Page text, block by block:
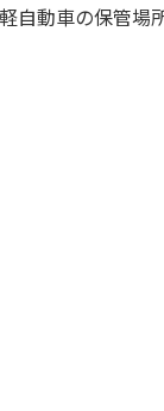
自動車の保管場